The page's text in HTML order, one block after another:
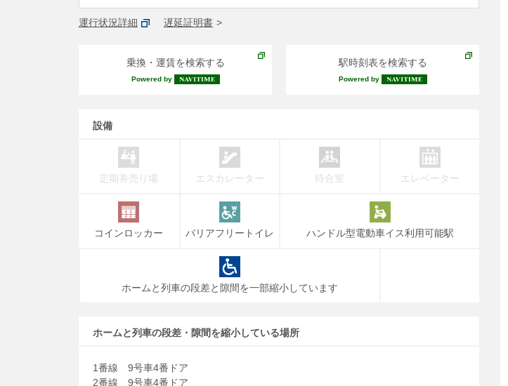
運行状況詳細 遅延証明書
乗換・運賃を検索する
Powered by
駅時刻表を検索する
Powered by
設備
定期券売り場 エスカレーター 待合室 エレベーター
コインロッカー バリアフリートイレ ハンドル型電動車イス利用可能駅
ホームと列車の段差と隙間を一部縮小しています
ホームと列車の段差・隙間を縮小している場所
1番線 9号車4番ドア
2番線 9号車4番ドア